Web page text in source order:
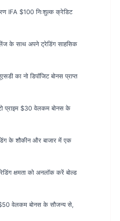
IFA $100 निःशुल्क क्रेडिट
के साथ अपने ट्रेडिंग साहसिक
का नो डिपॉजिट बोनस प्राप्त
प्राइम $30 वेलकम बोनस के
के शौकीन और बाजार में एक
क्षमता को अनलॉक करें बोल्ड
$50 वेलकम बोनस के सौजन्य से,